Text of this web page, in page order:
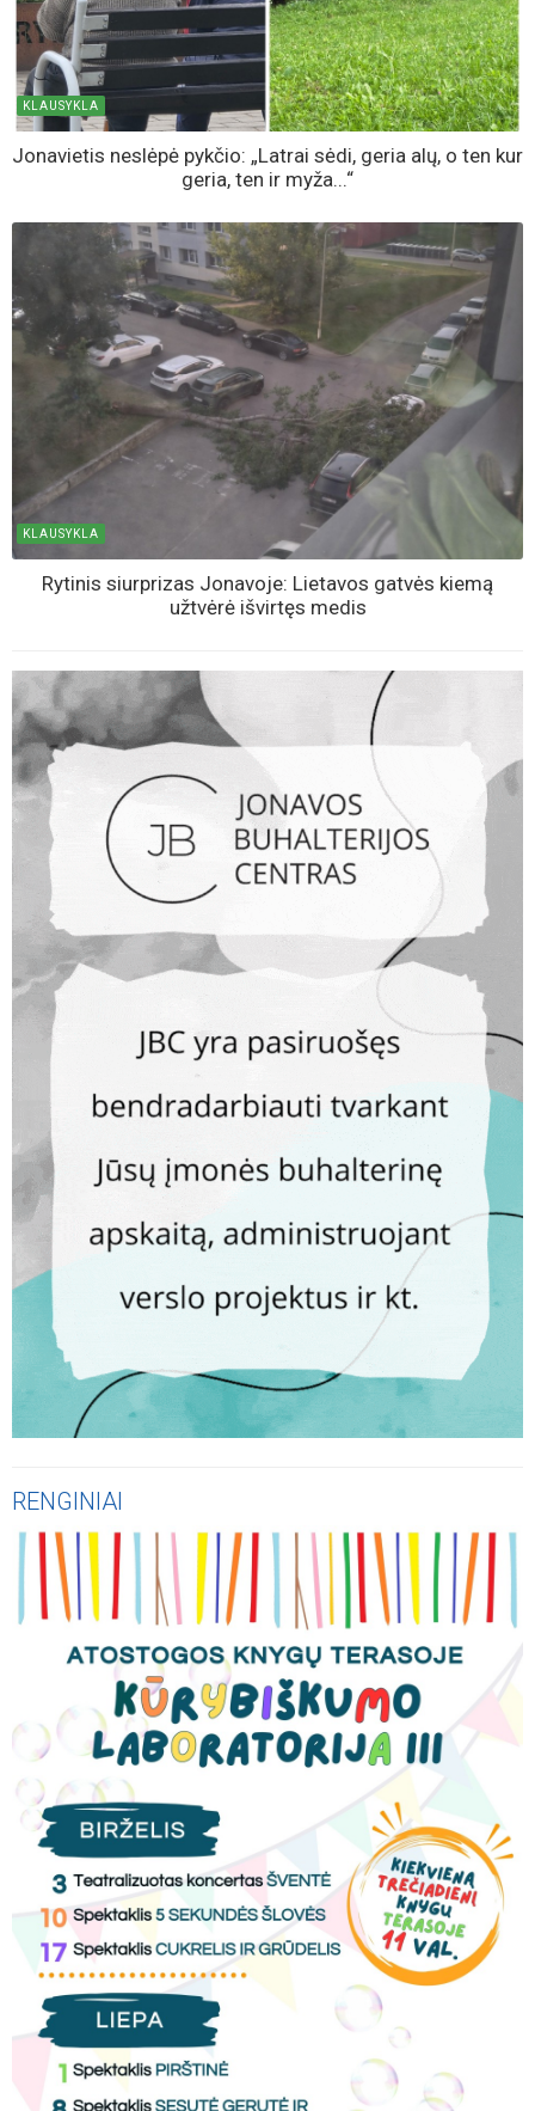
KLAUSYKLA
Jonavietis neslėpė pykčio: „Latrai sėdi, geria alų, o ten kur
geria, ten ir myža...“
KLAUSYKLA
Rytinis siurprizas Jonavoje: Lietavos gatvės kiemą
užtvėrė išvirtęs medis
RENGINIAI